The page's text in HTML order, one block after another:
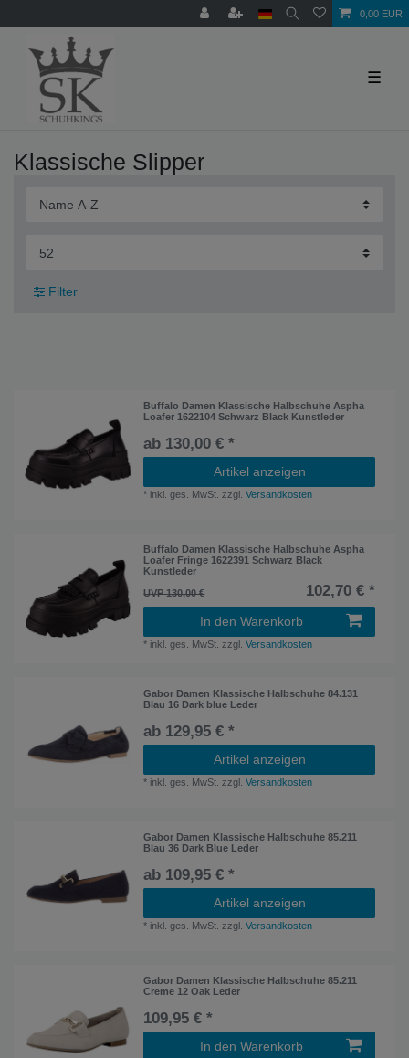
0,00 EUR
☰
Klassische Slipper
Filter
Buffalo Damen Klassische Halbschuhe Aspha
Loafer 1622104 Schwarz Black Kunstleder
ab 130,00 € *
Artikel anzeigen
* inkl. ges. MwSt. zzgl.Versandkosten
Buffalo Damen Klassische Halbschuhe Aspha
Loafer Fringe 1622391 Schwarz Black
Kunstleder
UVP 130,00 €
102,70 € *
In den Warenkorb
* inkl. ges. MwSt. zzgl.Versandkosten
Gabor Damen Klassische Halbschuhe 84.131
Blau 16 Dark blue Leder
ab 129,95 € *
Artikel anzeigen
* inkl. ges. MwSt. zzgl.Versandkosten
Gabor Damen Klassische Halbschuhe 85.211
Blau 36 Dark Blue Leder
ab 109,95 € *
Artikel anzeigen
* inkl. ges. MwSt. zzgl.Versandkosten
Gabor Damen Klassische Halbschuhe 85.211
Creme 12 Oak Leder
109,95 € *
In den Warenkorb